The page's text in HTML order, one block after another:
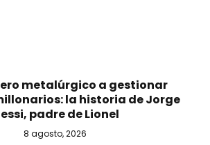
metalúrgico a gestionar
la historia de Jorge
padre de Lionel
8 agosto, 2026